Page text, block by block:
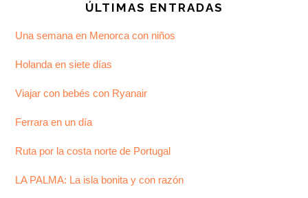
ÚLTIMAS ENTRADAS
Una semana en Menorca con niños
Holanda en siete días
Viajar con bebés con Ryanair
Ferrara en un día
Ruta por la costa norte de Portugal
LA PALMA: La isla bonita y con razón